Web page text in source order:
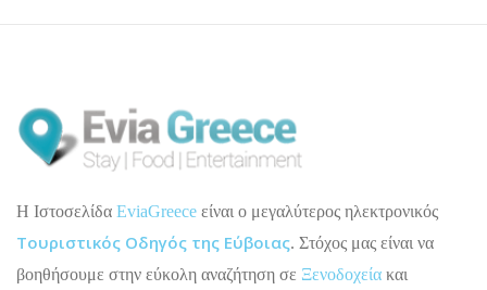
H Ιστοσελίδα EviaGreece είναι ο μεγαλύτερος ηλεκτρονικός
Τουριστικός Οδηγός της Εύβοιας. Στόχος μας είναι να
βοηθήσουμε στην εύκολη αναζήτηση σε Ξενοδοχεία και